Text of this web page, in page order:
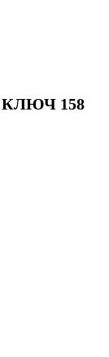
КЛЮЧ 158